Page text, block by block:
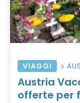
VIAGGI
Austria
offerte per